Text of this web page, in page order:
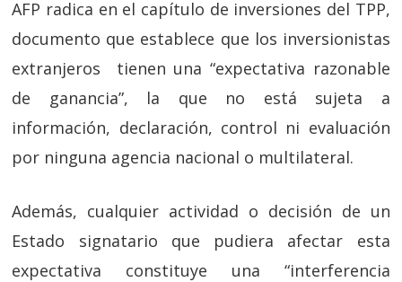
AFP radica en el capítulo de inversiones del TPP,
documento que establece que los inversionistas
extranjeros tienen una “expectativa razonable
de ganancia”, la que no está sujeta a
información, declaración, control ni evaluación
por ninguna agencia nacional o multilateral.
Además, cualquier actividad o decisión de un
Estado signatario que pudiera afectar esta
expectativa constituye una “interferencia